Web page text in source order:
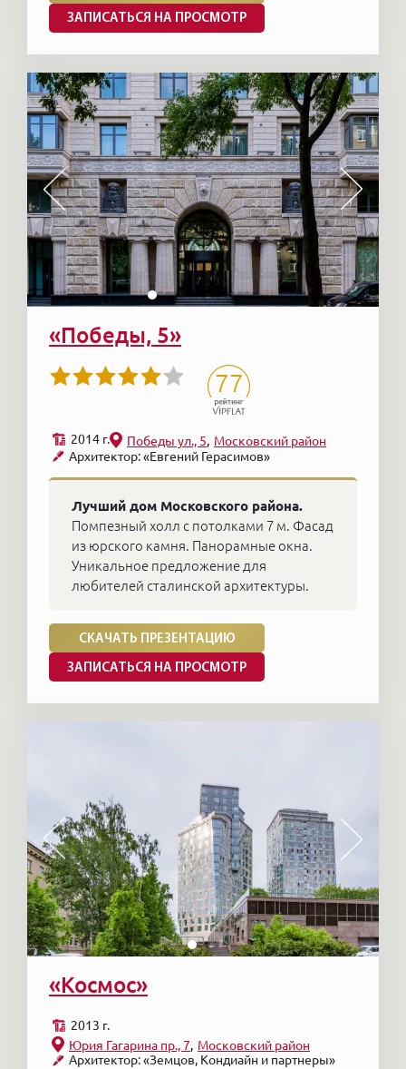
ЗАПИСАТЬСЯ НА ПРОСМОТР
«Победы, 5»
77
2014 г.
Архитектор: «Евгений Герасимов»
Победы ул., 5 Московский район
Лучший дом Московского района.
Помпезный холл с потолками 7 м. Фасад
из юрского камня. Панорамные окна.
Уникальное предложение для
любителей сталинской архитектуры.
СКАЧАТЬ ПРЕЗЕНТАЦИЮ
ЗАПИСАТЬСЯ НА ПРОСМОТР
«Космос»
2013 г.
Архитектор: «Земцов, Кондиайн и партнеры»
Юрия Гагарина пр., 7 Московский район